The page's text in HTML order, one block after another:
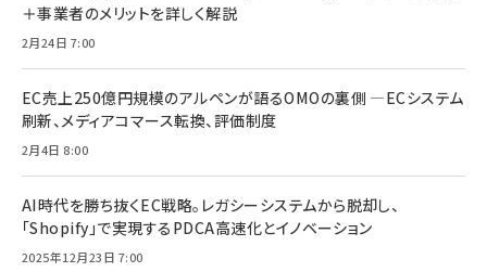
＋事業者のメリットを詳しく解説
2月24日 7:00
EC売上250億円規模のアルペンが語るOMOの裏側 ―ECシステム
刷新、メディアコマース転換、評価制度
2月4日 8:00
AI時代を勝ち抜くEC戦略。レガシーシステムから脱却し、
「Shopify」で実現するPDCA高速化とイノベーション
2025年12月23日 7:00